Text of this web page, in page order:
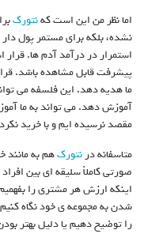
اما نظر من این است کهنتورک
نشده، بلکه برای مستمر پول
استمرار در درآمد آدم ها.
پیشرفت قابل مشاهده باشد.
ما هدیه دهد. این فلسفه می
آموزش دهد. می تواند به ما
مقصد نرسیده ایم و با خرید
متاسفانه درنتورکهم به مانند
صورتی کاملاً سلیقه ای بین
اینکه ارزش هر مشتری را
شدن به مجموعه ی خود نگاه
را توضیح دهیم یا دلیل بهتر